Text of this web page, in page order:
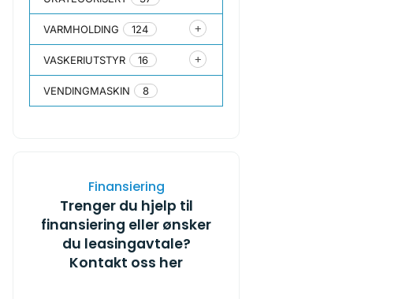
VARMHOLDING 124
VASKERIUTSTYR 16
VENDINGMASKIN 8
Finansiering
Trenger du hjelp til
finansiering eller ønsker
du leasingavtale?
Kontakt oss her